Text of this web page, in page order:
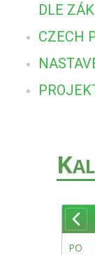
DLE
CZECH
K
PO